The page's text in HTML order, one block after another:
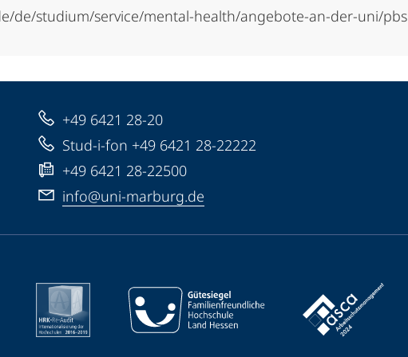
de/studium/service/mental-health/angebote-an-der-uni/pbs
+49 6421 28-20
Stud-i-fon +49 6421 28-22222
+49 6421 28-22500
info@uni-marburg.de